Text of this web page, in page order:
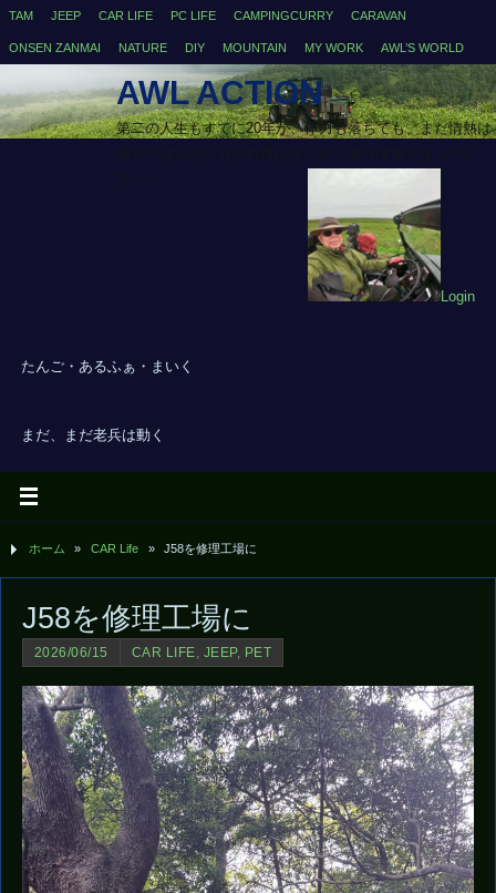
TAM JEEP CAR LIFE PC LIFE CAMPINGCURRY CARAVAN
ONSEN ZANMAI NATURE DIY MOUNTAIN MY WORK AWL’S WORLD
AWL ACTION
第二の人生もすでに20年が、体力も落ちても、まだ情熱は
Login
たんご・あるふぁ・まいく
まだ、まだ老兵は動く
ホーム » CAR Life » J58を修理工場に
J58を修理工場に
2026/06/15 CAR LIFE, JEEP, PET